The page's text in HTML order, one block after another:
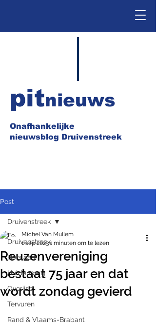
Onafhankelijke
nieuwsblog Druivenstreek
pitnieuws
Post
Druivenstreek
Hoeilaart
Huldenberg
Overijse
Tervuren
Rand & Vlaams-Brabant
Druivenstreek
Reuzenvereniging
bestaat 75 jaar en dat
wordt zondag gevierd
Michel Van Mullem
1 sep 20231 minuten om te lezen